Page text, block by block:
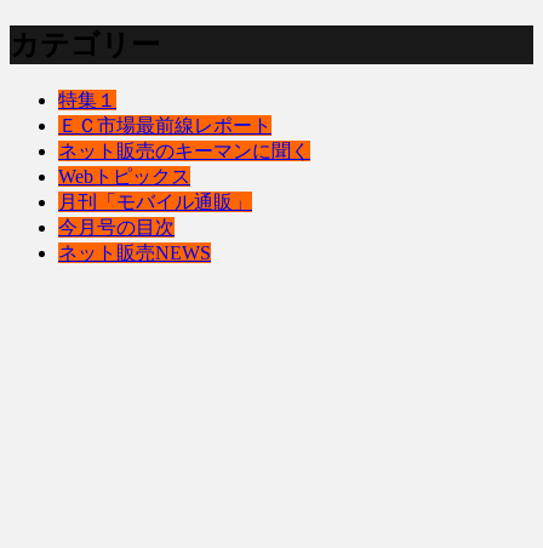
カテゴリー
特集１
ＥＣ市場最前線レポート
ネット販売のキーマンに聞く
Webトピックス
月刊「モバイル通販」
今月号の目次
ネット販売NEWS